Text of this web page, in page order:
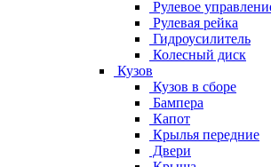
Рулевое
Рулевая рейка
Гидроусилитель
Колесный диск
Кузов
Кузов в сборе
Бампера
Капот
Крылья передние
Двери